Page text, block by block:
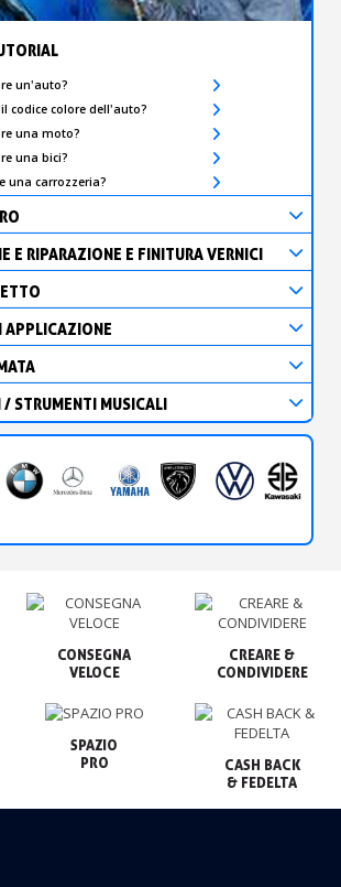
un'auto?
codice colore dell'auto?
una moto?
una bici?
una carrozzeria?
E RIPARAZIONE E FINITURA VERNICI
APPLICAZIONE
STRUMENTI MUSICALI
CONSEGNA
VELOCE
CREARE &
CONDIVIDERE
SPAZIO
PRO
CASH BACK
& FEDELTA